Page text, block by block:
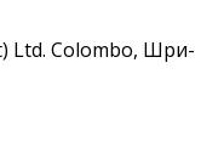
Ltd. Colombo, Шри-